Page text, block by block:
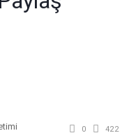
0 422